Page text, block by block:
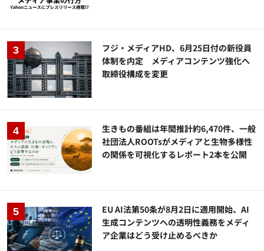
フジ・メディアHD、6月25日付の新役員
体制を内定 メディアコンテンツ強化へ
取締役構成を変更
生きもの番組は年間推計約6,470件、一般
社団法人ROOTsがメディアと生物多様性
の関係を可視化するレポート2本を公開
EU AI法第50条が8月2日に適用開始、AI
生成コンテンツへの透明性義務をメディ
ア企業はどう受け止めるべきか